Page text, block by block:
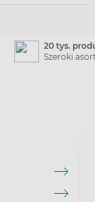
20 tys.
Szeroki